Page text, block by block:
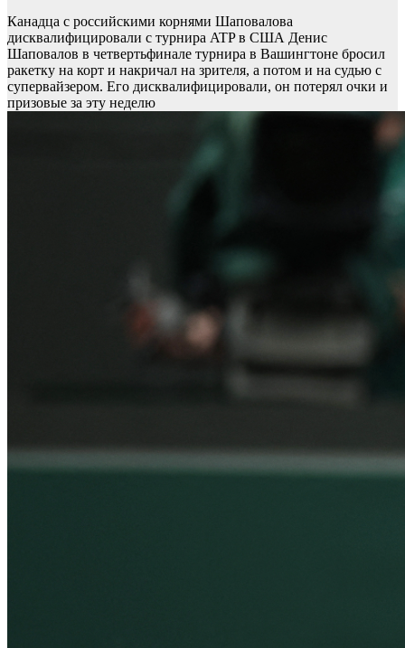
Канадца с российскими корнями Шаповалова
дисквалифицировали c турнира ATP в США Денис
Шаповалов в четвертьфинале турнира в Вашингтоне бросил
ракетку на корт и накричал на зрителя, а потом и на судью с
супервайзером. Его дисквалифицировали, он потерял очки и
призовые за эту неделю